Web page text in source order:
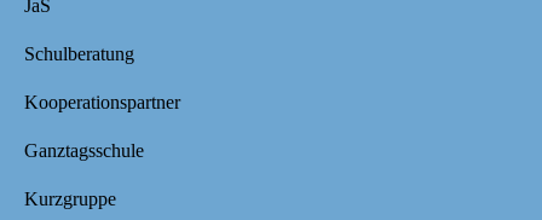
JaS
Schulberatung
Kooperationspartner
Ganztagsschule
Kurzgruppe